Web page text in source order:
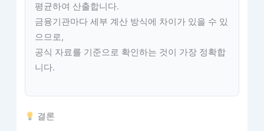
평균하여 산출합니다.
금융기관마다 세부 계산 방식에 차이가 있을 수 있
으므로,
공식 자료를 기준으로 확인하는 것이 가장 정확합
니다.
결론